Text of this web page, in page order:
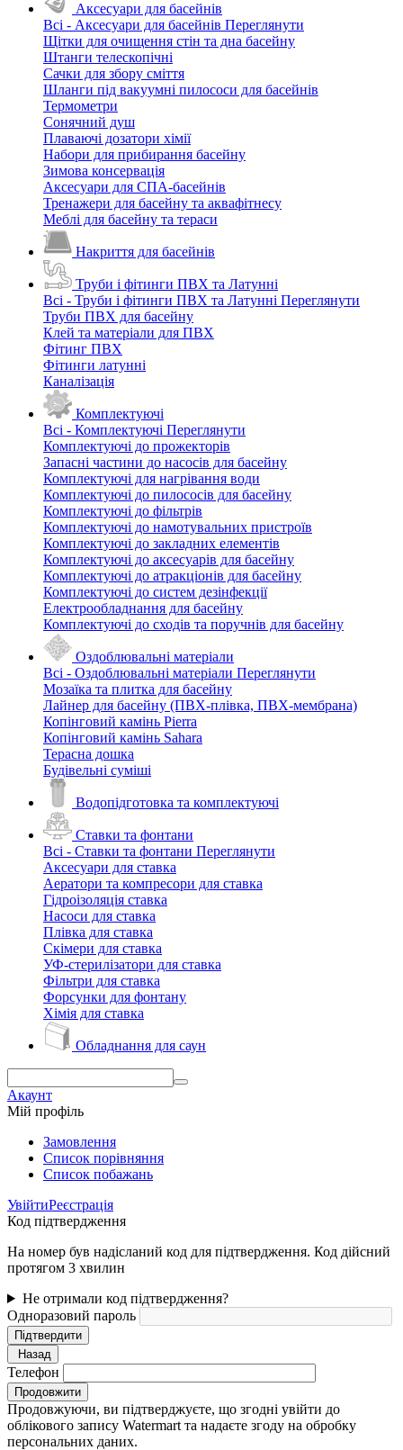
Аксесуари для басейнів
Всі - Аксесуари для басейнів Переглянути
Щітки для очищення стін та дна басейну
Штанги телескопічні
Сачки для збору сміття
Шланги під вакуумні пилососи для басейнів
Термометри
Сонячний душ
Плаваючі дозатори хімії
Набори для прибирання басейну
Зимова консервація
Аксесуари для СПА-басейнів
Тренажери для басейну та аквафітнесу
Меблі для басейну та тераси
Накриття для басейнів
Труби і фітинги ПВХ та Латунні
Всі - Труби і фітинги ПВХ та Латунні Переглянути
Труби ПВХ для басейну
Клей та матеріали для ПВХ
Фітинг ПВХ
Фітинги латунні
Каналізація
Комплектуючі
Всі - Комплектуючі Переглянути
Комплектуючі до прожекторів
Запасні частини до насосів для басейну
Комплектуючі для нагрівання води
Комплектуючі до пилососів для басейну
Комплектуючі до фільтрів
Комплектуючі до намотувальних пристроїв
Комплектуючі до закладних елементів
Комплектуючі до аксесуарів для басейну
Комплектуючі до атракціонів для басейну
Комплектуючі до систем дезінфекції
Електрообладнання для басейну
Комплектуючі до сходів та поручнів для басейну
Оздоблювальні матеріали
Всі - Оздоблювальні матеріали Переглянути
Мозаїка та плитка для басейну
Лайнер для басейну (ПВХ-плівка, ПВХ-мембрана)
Копінговий камінь Pierra
Копінговий камінь Sahara
Терасна дошка
Будівельні суміші
Водопідготовка та комплектуючі
Ставки та фонтани
Всі - Ставки та фонтани Переглянути
Аксесуари для ставка
Аератори та компресори для ставка
Гідроізоляція ставка
Насоси для ставка
Плівка для ставка
Скімери для ставка
УФ-стерилізатори для ставка
Фільтри для ставка
Форсунки для фонтану
Хімія для ставка
Обладнання для саун
Акаунт
Мій профіль
Замовлення
Cписок порівняння
Список побажань
УвійтиРеєстрація
Код підтвердження
На номер був надісланий код для підтвердження. Код дійсний
протягом 3 хвилин
Не отримали код підтвердження?
Одноразовий пароль
Підтвердити
Назад
Телефон
Продовжити
Продовжуючи, ви підтверджуєте, що згодні увійти до
облікового запису Watermart та надаєте згоду на обробку
персональних даних.